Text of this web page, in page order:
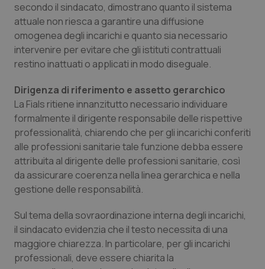
Sardegna
Sicilia
Toscana
Umbria
Valle D’Aosta
Veneto
Malattia di Crohn & Rettocolite Ulcerosa
Neuroscienze & patologie neurodegenerative
Obesità
Oftalmologia
Oncodermatologia
Oncoematologia
Psoriasi & pelle
secondo il sindacato, dimostrano quanto il sistema
attuale non riesca a garantire una diffusione
omogenea degli incarichi e quanto sia necessario
intervenire per evitare che gli istituti contrattuali
restino inattuati o applicati in modo diseguale.
Dirigenza di riferimento e assetto gerarchico
La Fials ritiene innanzitutto necessario individuare
formalmente il dirigente responsabile delle rispettive
professionalità, chiarendo che per gli incarichi conferiti
alle professioni sanitarie tale funzione debba essere
attribuita al dirigente delle professioni sanitarie, così
da assicurare coerenza nella linea gerarchica e nella
gestione delle responsabilità.
Sul tema della sovraordinazione interna degli incarichi,
il sindacato evidenzia che il testo necessita di una
maggiore chiarezza. In particolare, per gli incarichi
professionali, deve essere chiarita la